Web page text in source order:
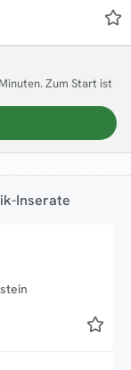
Zum Start ist
Inserate